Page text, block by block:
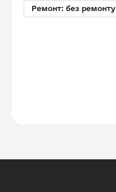
Ремонт: без ремонту